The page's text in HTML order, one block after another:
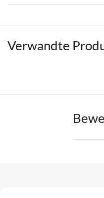
Verwandte